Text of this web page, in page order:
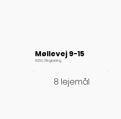
Møllevej 9-15
6950, Ringkøbing
8 lejemål